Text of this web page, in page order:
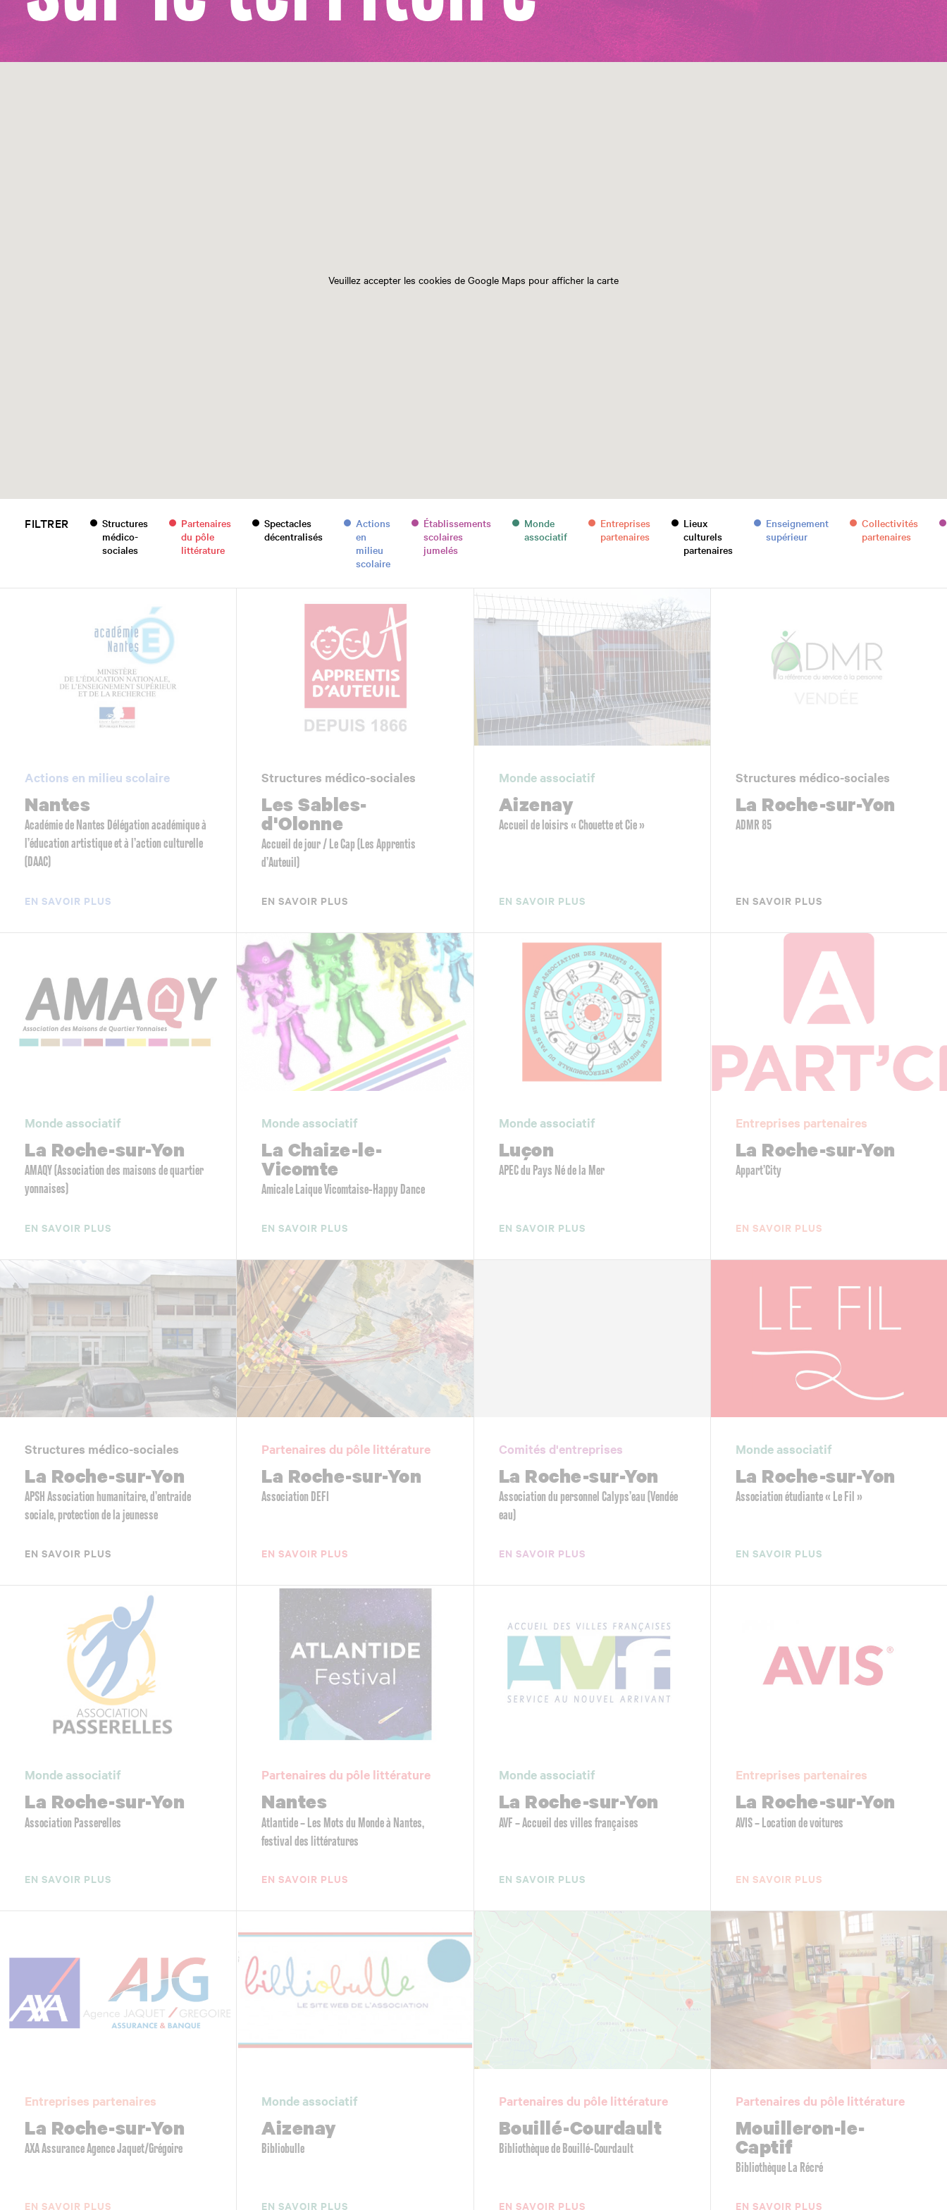
FILTRER
Structures
médico-
sociales
Partenaires
du pôle
littérature
Spectacles
décentralisés
Actions
en
milieu
scolaire
Établissements
scolaires
jumelés
Monde
associatif
Entreprises
partenaires
Lieux
culturels
partenaires
Enseignement
supérieur
Collectivités
partenaires
Actions en milieu scolaire
Nantes
Académie de Nantes Délégation académique à
l’éducation artistique et à l’action culturelle
(DAAC)
EN SAVOIR PLUS
Structures médico-sociales
Les Sables-
d'Olonne
Accueil de jour / Le Cap (Les Apprentis
d’Auteuil)
EN SAVOIR PLUS
Monde associatif
Aizenay
Accueil de loisirs « Chouette et Cie »
EN SAVOIR PLUS
Structures médico-sociales
La Roche-sur-Yon
ADMR 85
EN SAVOIR PLUS
Monde associatif
La Roche-sur-Yon
AMAQY (Association des maisons de quartier
yonnaises)
EN SAVOIR PLUS
Monde associatif
La Chaize-le-
Vicomte
Amicale Laique Vicomtaise-Happy Dance
EN SAVOIR PLUS
Monde associatif
Luçon
APEC du Pays Né de la Mer
EN SAVOIR PLUS
Entreprises partenaires
La Roche-sur-Yon
Appart’City
EN SAVOIR PLUS
Structures médico-sociales
La Roche-sur-Yon
APSH Association humanitaire, d’entraide
sociale, protection de la jeunesse
EN SAVOIR PLUS
Partenaires du pôle littérature
La Roche-sur-Yon
Association DEFI
EN SAVOIR PLUS
Comités d'entreprises
La Roche-sur-Yon
Association du personnel Calyps’eau (Vendée
eau)
EN SAVOIR PLUS
Monde associatif
La Roche-sur-Yon
Association étudiante « Le Fil »
EN SAVOIR PLUS
Monde associatif
La Roche-sur-Yon
Association Passerelles
EN SAVOIR PLUS
Partenaires du pôle littérature
Nantes
Atlantide – Les Mots du Monde à Nantes,
festival des littératures
EN SAVOIR PLUS
Monde associatif
La Roche-sur-Yon
AVF – Accueil des villes françaises
EN SAVOIR PLUS
Entreprises partenaires
La Roche-sur-Yon
AVIS – Location de voitures
EN SAVOIR PLUS
Entreprises partenaires
La Roche-sur-Yon
AXA Assurance Agence Jaquet/Grégoire
EN SAVOIR PLUS
Monde associatif
Aizenay
Bibliobulle
EN SAVOIR PLUS
Partenaires du pôle littérature
Bouillé-Courdault
Bibliothèque de Bouillé-Courdault
EN SAVOIR PLUS
Partenaires du pôle littérature
Mouilleron-le-
Captif
Bibliothèque La Récré
EN SAVOIR PLUS